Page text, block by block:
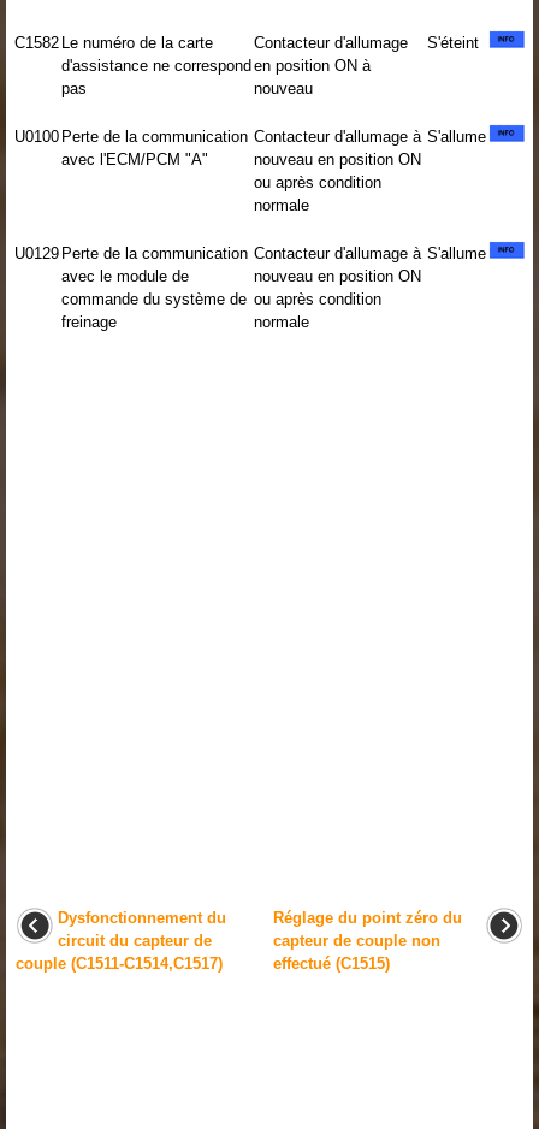
C1582 Le numéro de la carte
d'assistance ne correspond
pas
Contacteur d'allumage
en position ON à
nouveau
S'éteint
U0100 Perte de la communication
avec l'ECM/PCM "A"
Contacteur d'allumage à
nouveau en position ON
ou après condition
normale
S'allume
U0129 Perte de la communication
avec le module de
commande du système de
freinage
Contacteur d'allumage à
nouveau en position ON
ou après condition
normale
S'allume
Dysfonctionnement du
circuit du capteur de
couple (C1511-C1514,C1517)
Réglage du point zéro du
capteur de couple non
effectué (C1515)